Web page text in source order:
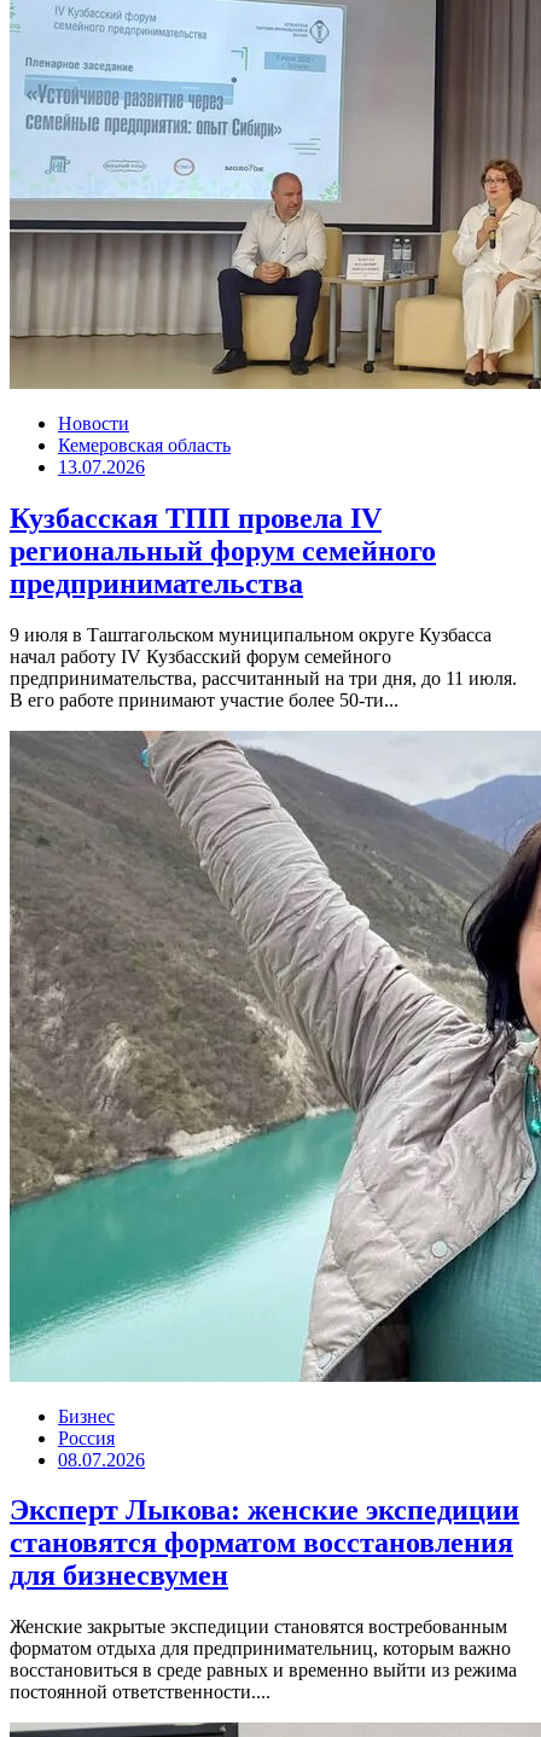
Новости
Кемеровская область
13.07.2026
Кузбасская ТПП провела IV
региональный форум семейного
предпринимательства
9 июля в Таштагольском муниципальном округе Кузбасса
начал работу IV Кузбасский форум семейного
предпринимательства, рассчитанный на три дня, до 11 июля.
В его работе принимают участие более 50-ти...
Бизнес
Россия
08.07.2026
Эксперт Лыкова: женские экспедиции
становятся форматом восстановления
для бизнесвумен
Женские закрытые экспедиции становятся востребованным
форматом отдыха для предпринимательниц, которым важно
восстановиться в среде равных и временно выйти из режима
постоянной ответственности....